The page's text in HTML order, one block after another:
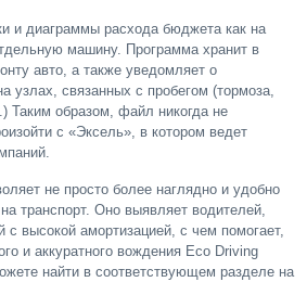
и диаграммы расхода бюджета как на
машину. Программа хранит в
авто, а также уведомляет о
узлах, связанных с пробегом (тормоза,
Таким образом, файл никогда не
с «Эксель», в котором ведет
не просто более наглядно и удобно
транспорт. Оно выявляет водителей,
с высокой амортизацией, с чем помогает,
и аккуратного вождения Eco Driving
найти в соответствующем разделе на